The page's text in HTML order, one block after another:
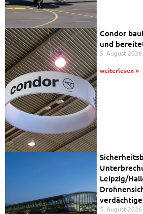
Condor
und
5. August 2026
weiterlesen »
Leipzig/
5. August 2026